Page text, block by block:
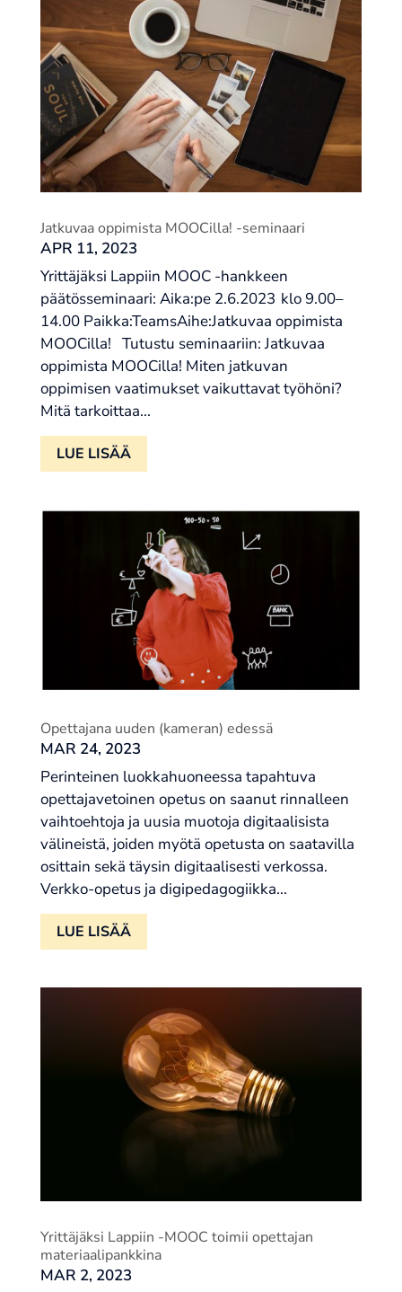
Jatkuvaa oppimista MOOCilla! -seminaari
APR 11, 2023
Yrittäjäksi Lappiin MOOC -hankkeen
päätösseminaari: Aika:pe 2.6.2023 klo 9.00–
14.00 Paikka:TeamsAihe:Jatkuvaa oppimista
MOOCilla! Tutustu seminaariin: Jatkuvaa
oppimista MOOCilla! Miten jatkuvan
oppimisen vaatimukset vaikuttavat työhöni?
Mitä tarkoittaa...
LUE LISÄÄ
Opettajana uuden (kameran) edessä
MAR 24, 2023
Perinteinen luokkahuoneessa tapahtuva
opettajavetoinen opetus on saanut rinnalleen
vaihtoehtoja ja uusia muotoja digitaalisista
välineistä, joiden myötä opetusta on saatavilla
osittain sekä täysin digitaalisesti verkossa.
Verkko-opetus ja digipedagogiikka...
LUE LISÄÄ
Yrittäjäksi Lappiin -MOOC toimii opettajan
materiaalipankkina
MAR 2, 2023